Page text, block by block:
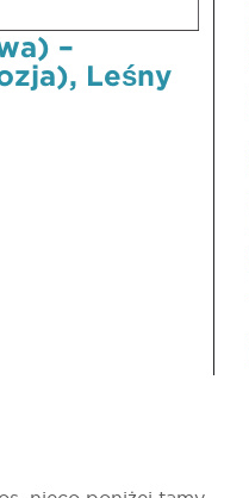
–
Leśny